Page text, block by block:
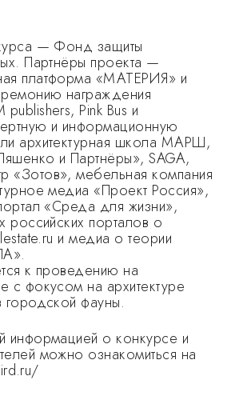
— Фонд защиты
Партнёры проекта —
платформа «МАТЕРИЯ» и
награждения
Pink Bus и
и информационную
архитектурная школа МАРШ,
и Партнёры», SAGA,
«Зотов», мебельная компания
медиа «Проект Россия»,
«Среда для жизни»,
российских порталов о
и медиа о теории
к проведению на
с фокусом на архитектуре
фауны.
информацией о конкурсе и
можно ознакомиться на